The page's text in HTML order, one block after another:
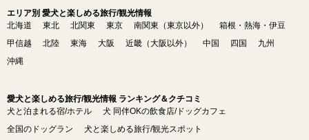
エリア別 愛犬と楽しめる旅行/観光情報
北海道
東北 北関東 東京 南関東（東京以外）
箱根・熱海・伊豆
甲信越
北陸 東海 大阪 近畿（大阪以外） 中国 四国
九州
沖縄
愛犬と楽しめる旅行/観光情報 ランキング＆クチコミ
犬と泊まれる宿/ホテル
犬 同伴OKの飲食店/ドッグカフェ
全国のドッグラン
犬と楽しめる旅行/観光スポット